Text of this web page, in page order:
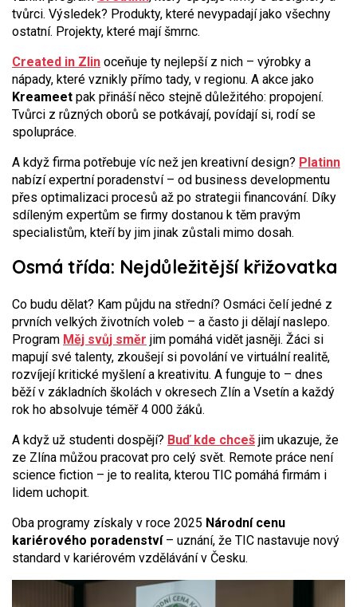
tvůrci. Výsledek? Produkty, které nevypadají jako všechny
ostatní. Projekty, které mají šmrnc.
Created in Zlin oceňuje ty nejlepší z nich – výrobky a
nápady, které vznikly přímo tady, v regionu. A akce jako
Kreameet pak přináší něco stejně důležitého: propojení.
Tvůrci z různých oborů se potkávají, povídají si, rodí se
spolupráce.
A když firma potřebuje víc než jen kreativní design? Platinn
nabízí expertní poradenství – od business developmentu
přes optimalizaci procesů až po strategii financování. Díky
sdíleným expertům se firmy dostanou k těm pravým
specialistům, kteří by jim jinak zůstali mimo dosah.
Osmá třída: Nejdůležitější křižovatka
Co budu dělat? Kam půjdu na střední? Osmáci čelí jedné z
prvních velkých životních voleb – a často ji dělají naslepo.
Program Měj svůj směr jim pomáhá vidět jasněji. Žáci si
mapují své talenty, zkoušejí si povolání ve virtuální realitě,
rozvíjejí kritické myšlení a kreativitu. A funguje to – dnes
běží v základních školách v okresech Zlín a Vsetín a každý
rok ho absolvuje téměř 4 000 žáků.
A když už studenti dospějí? Buď kde chceš jim ukazuje, že
ze Zlína můžou pracovat pro celý svět. Remote práce není
science fiction – je to realita, kterou TIC pomáhá firmám i
lidem uchopit.
Oba programy získaly v roce 2025 Národní cenu
kariérového poradenství– uznání, že TIC nastavuje nový
standard v kariérovém vzdělávání v Česku.